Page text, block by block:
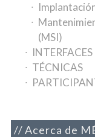
(MSI)
TÉCNICAS
Acerca de